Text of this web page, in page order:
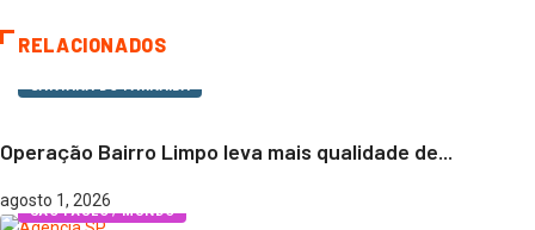
RELACIONADOS
Operação Bairro Limpo leva mais qualidade de...
agosto 1, 2026
SÃO PAULO / MUNDO